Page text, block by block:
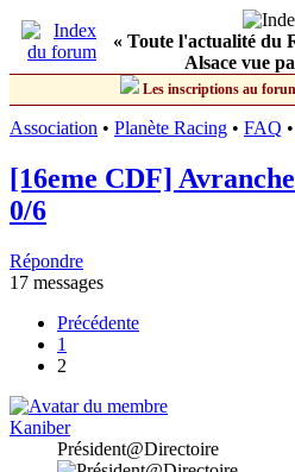
« Toute l'actualité du
Alsace vue
Les inscriptions au
Association • Planète Racing • FAQ •
[16eme CDF]
0/6
Répondre
17 messages
Précédente
1
2
Kaniber
Président@Directoire